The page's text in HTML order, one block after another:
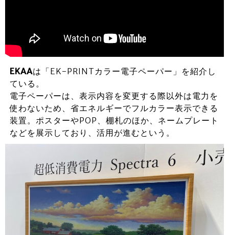
EKAAは「EK-PRINTカラー電子ペーパー」を紹介し
ている。
電子ペーパーは、表示内容を変更する際以外は電力を
使わないため、省エネルギーでフルカラー表示できる
装置。ポスターやPOP、棚札のほか、ネームプレート
などを展示しており、活用が進むという。